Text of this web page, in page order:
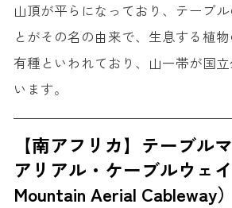
山頂が平らになっており、テーブ
とがその名の由来で、生息する植
有種といわれており、山一帯が国
います。
【南アフリカ】テーブル
アリアル・ケーブルウェ
Mountain Aerial Cableway）